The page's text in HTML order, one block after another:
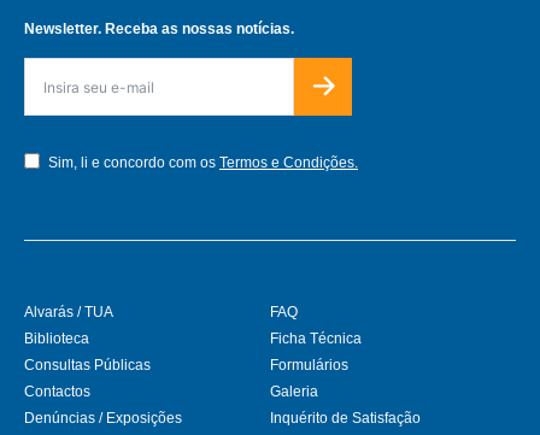
Newsletter. Receba as nossas notícias.
Sim, li e concordo com os Termos e Condições.
Alvarás / TUA
Biblioteca
Consultas Públicas
Contactos
Denúncias / Exposições
FAQ
Ficha Técnica
Formulários
Galeria
Inquérito de Satisfação